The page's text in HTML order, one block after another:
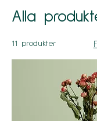
Alla
11 produkter